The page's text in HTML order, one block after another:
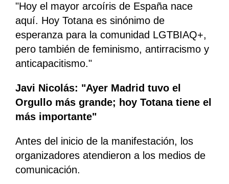
"Hoy el mayor arcoíris de España nace
aquí. Hoy Totana es sinónimo de
esperanza para la comunidad LGTBIAQ+,
pero también de feminismo, antirracismo y
anticapacitismo."
Javi Nicolás: "Ayer Madrid tuvo el
Orgullo más grande; hoy Totana tiene el
más importante"
Antes del inicio de la manifestación, los
organizadores atendieron a los medios de
comunicación.